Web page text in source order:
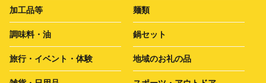
加工品等 麺類
調味料・油 鍋セット
旅行・イベント・体験 地域のお礼の品